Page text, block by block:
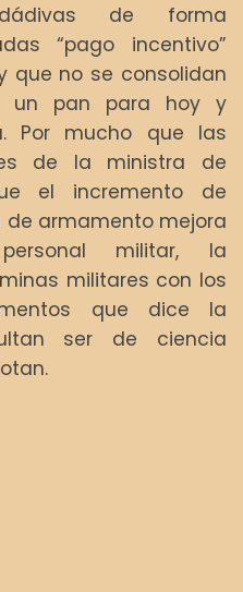
de forma
“pago incentivo”
que no se consolidan
un pan para hoy y
Por mucho que las
de la ministra de
el incremento de
de armamento mejora
militar, la
militares con los
que dice la
ser de ciencia